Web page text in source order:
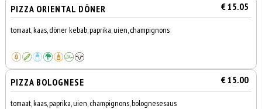
PIZZA ORIENTAL DÖNER € 15.05
tomaat, kaas, döner kebab, paprika, uien, champignons
PIZZA BOLOGNESE € 15.00
tomaat, kaas, paprika, uien, champignons, bolognesesaus